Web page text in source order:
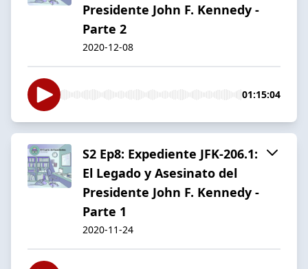
Presidente John F. Kennedy -
Parte 2
2020-12-08
01:15:04
S2 Ep8: Expediente JFK-206.1:
El Legado y Asesinato del
Presidente John F. Kennedy -
Parte 1
2020-11-24